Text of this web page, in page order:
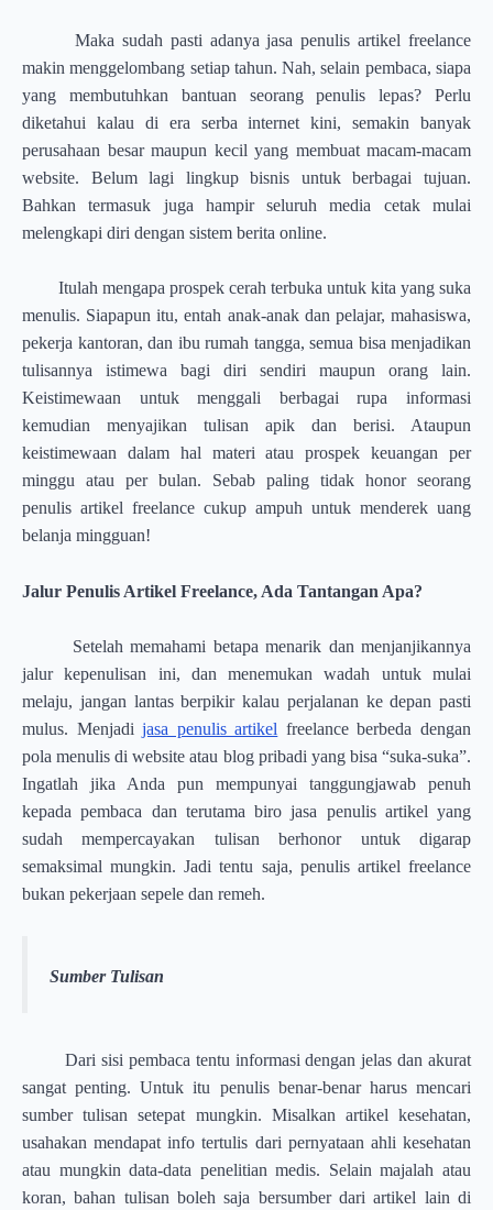
Maka sudah pasti adanya jasa penulis artikel freelance
makin menggelombang setiap tahun. Nah, selain pembaca, siapa
yang membutuhkan bantuan seorang penulis lepas? Perlu
diketahui kalau di era serba internet kini, semakin banyak
perusahaan besar maupun kecil yang membuat macam-macam
website. Belum lagi lingkup bisnis untuk berbagai tujuan.
Bahkan termasuk juga hampir seluruh media cetak mulai
melengkapi diri dengan sistem berita online.
Itulah mengapa prospek cerah terbuka untuk kita yang suka
menulis. Siapapun itu, entah anak-anak dan pelajar, mahasiswa,
pekerja kantoran, dan ibu rumah tangga, semua bisa menjadikan
tulisannya istimewa bagi diri sendiri maupun orang lain.
Keistimewaan untuk menggali berbagai rupa informasi
kemudian menyajikan tulisan apik dan berisi. Ataupun
keistimewaan dalam hal materi atau prospek keuangan per
minggu atau per bulan. Sebab paling tidak honor seorang
penulis artikel freelance cukup ampuh untuk menderek uang
belanja mingguan!
Jalur Penulis Artikel Freelance, Ada Tantangan Apa?
Setelah memahami betapa menarik dan menjanjikannya
jalur kepenulisan ini, dan menemukan wadah untuk mulai
melaju, jangan lantas berpikir kalau perjalanan ke depan pasti
mulus. Menjadijasa penulis artikel freelance berbeda dengan
pola menulis di website atau blog pribadi yang bisa “suka-suka”.
Ingatlah jika Anda pun mempunyai tanggungjawab penuh
kepada pembaca dan terutama biro jasa penulis artikel yang
sudah mempercayakan tulisan berhonor untuk digarap
semaksimal mungkin. Jadi tentu saja, penulis artikel freelance
bukan pekerjaan sepele dan remeh.
Sumber Tulisan
Dari sisi pembaca tentu informasi dengan jelas dan akurat
sangat penting. Untuk itu penulis benar-benar harus mencari
sumber tulisan setepat mungkin. Misalkan artikel kesehatan,
usahakan mendapat info tertulis dari pernyataan ahli kesehatan
atau mungkin data-data penelitian medis. Selain majalah atau
koran, bahan tulisan boleh saja bersumber dari artikel lain di